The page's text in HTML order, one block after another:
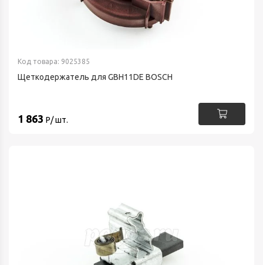
Код товара: 9025385
Щеткодержатель для GBH11DE BOSCH
1 863 Р/ шт.